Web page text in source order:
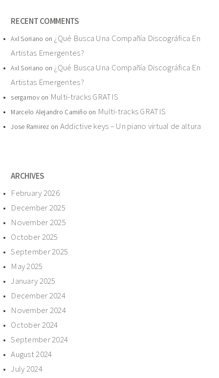
RECENT COMMENTS
Axl Soriano on ¿Qué Busca Una Compañía Discográfica En
Artistas Emergentes?
Axl Soriano on ¿Qué Busca Una Compañía Discográfica En
Artistas Emergentes?
sergarnovon Multi-tracks GRATIS
Marcelo Alejandro Camiño on Multi-tracks GRATIS
Jose Ramirez on Addictive keys – Un piano virtual de altura
ARCHIVES
February 2026
December 2025
November 2025
October 2025
September 2025
May 2025
January 2025
December 2024
November 2024
October 2024
September 2024
August 2024
July 2024